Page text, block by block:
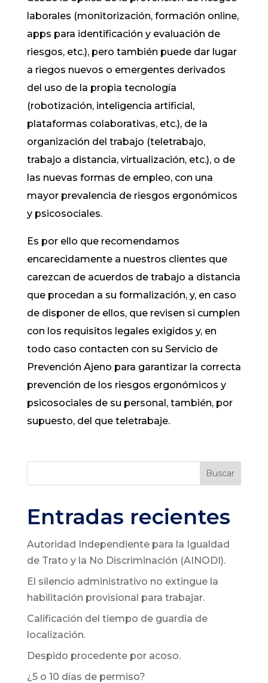
laborales (monitorización, formación online,
apps para identificación y evaluación de
riesgos, etc.), pero también puede dar lugar
a riegos nuevos o emergentes derivados
del uso de la propia tecnología
(robotización, inteligencia artificial,
plataformas colaborativas, etc.), de la
organización del trabajo (teletrabajo,
trabajo a distancia, virtualización, etc.), o de
las nuevas formas de empleo, con una
mayor prevalencia de riesgos ergonómicos
y psicosociales.
Es por ello que recomendamos
encarecidamente a nuestros clientes que
carezcan de acuerdos de trabajo a distancia
que procedan a su formalización, y, en caso
de disponer de ellos, que revisen si cumplen
con los requisitos legales exigidos y, en
todo caso contacten con su Servicio de
Prevención Ajeno para garantizar la correcta
prevención de los riesgos ergonómicos y
psicosociales de su personal, también, por
supuesto, del que teletrabaje.
Buscar
Entradas recientes
Autoridad Independiente para la Igualdad
de Trato y la No Discriminación (AINODI).
El silencio administrativo no extingue la
habilitación provisional para trabajar.
Calificación del tiempo de guardia de
localización.
Despido procedente por acoso.
¿5 o 10 días de permiso?